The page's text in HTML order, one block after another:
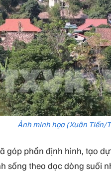
Ảnh minh họa (Xuân Tiến/
góp phần định hình, tạo
sống theo dọc dòng suối